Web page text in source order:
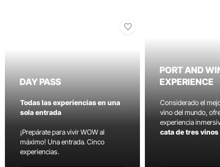
DAY PASS
Todas las experiencias en una
sola entrada
¡Prepárate para vivir WOW al
máximo! Una entrada. Cinco
experiencias.
PORT AND
EXPERIENCE
Considerado el
vino del mundo,
experiencia
cata de tres